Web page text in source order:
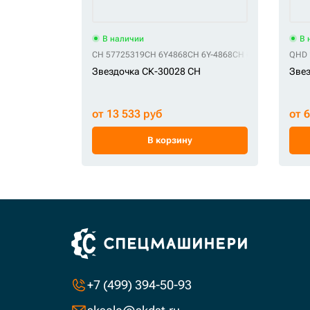
В наличии
CH 57725319CH 6Y4868CH 6Y-4868CH 6Y4898 CH 6Y-
Звездочка СК-30028 CH
от 13 533 руб
В корзину
В
QHD
от
+7 (499) 394-50-93